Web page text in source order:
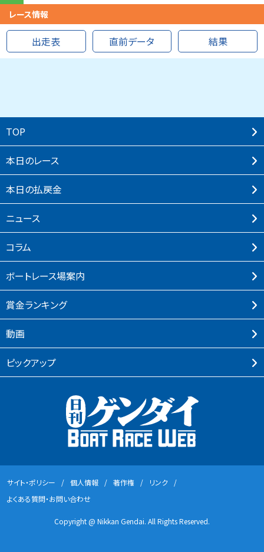
レース情報
出走表 直前データ 結果
TOP
本⽇のレース
本⽇の払戻⾦
ニュース
コラム
ボートレース場案内
賞⾦ランキング
動画
ピックアップ
サイト・ポリシー 個⼈情報 著作権
リンク
よくある質問・お問い合わせ
Copyright @ Nikkan Gendai. All Rights Reserved.